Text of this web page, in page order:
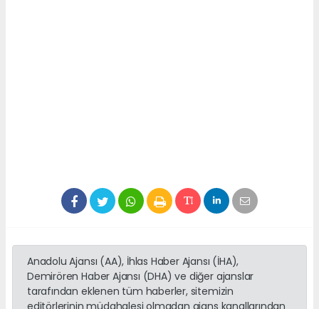
Anadolu Ajansı (AA), İhlas Haber Ajansı (İHA),
Demirören Haber Ajansı (DHA) ve diğer ajanslar
tarafından eklenen tüm haberler, sitemizin
editörlerinin müdahalesi olmadan ajans kanallarından